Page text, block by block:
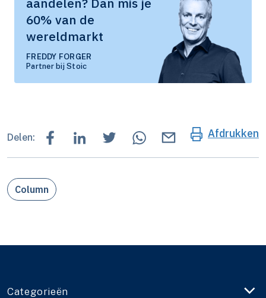
aandelen? Dan mis je
60% van de
wereldmarkt
FREDDY FORGER
Partner bij Stoic
Delen: Afdrukken
Column
Categorieën